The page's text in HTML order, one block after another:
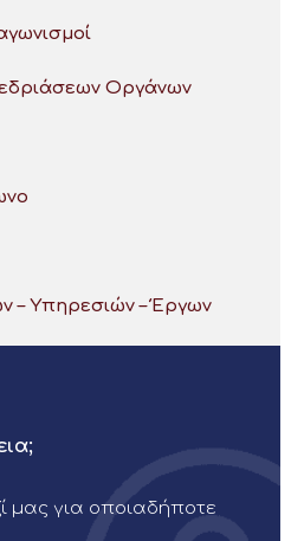
Οργάνων
– Υπηρεσιών – Έργων
μας για οποιαδήποτε